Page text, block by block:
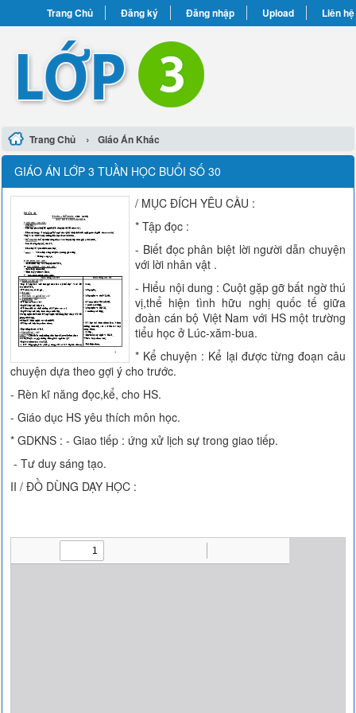
Trang Chủ Đăng ký Đăng nhập Upload Liên hệ
Trang Chủ › Giáo Án Khác
GIÁO ÁN LỚP 3 TUẦN HỌC BUỔI SỐ 30
/ MỤC ĐÍCH YÊU CẦU :
* Tập đọc :
- Biết đọc phân biệt lời người dẫn chuyện
với lời nhân vật .
- Hiểu nội dung : Cuột gặp gỡ bất ngờ thú
vị,thể hiện tình hữu nghị quốc tế giữa
đoàn cán bộ Việt Nam với HS một trường
tiểu học ở Lúc-xăm-bua.
* Kể chuyện : Kể lại được từng đoạn câu
chuyện dựa theo gợi ý cho trước.
- Rèn kĩ năng đọc,kể, cho HS.
- Giáo dục HS yêu thích môn học.
* GDKNS : - Giao tiếp : ứng xử lịch sự trong giao tiếp.
- Tư duy sáng tạo.
II / ĐỒ DÙNG DẠY HỌC :